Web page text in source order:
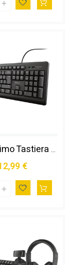
Trust Primo Tastiera Universale Usb Qwerty Italiano Nero
€